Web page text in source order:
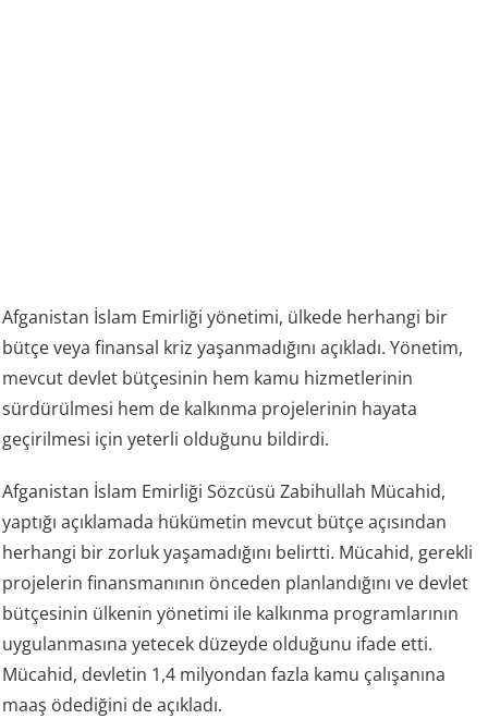
Afganistan İslam Emirliği yönetimi, ülkede herhangi bir
bütçe veya finansal kriz yaşanmadığını açıkladı. Yönetim,
mevcut devlet bütçesinin hem kamu hizmetlerinin
sürdürülmesi hem de kalkınma projelerinin hayata
geçirilmesi için yeterli olduğunu bildirdi.
Afganistan İslam Emirliği Sözcüsü Zabihullah Mücahid,
yaptığı açıklamada hükümetin mevcut bütçe açısından
herhangi bir zorluk yaşamadığını belirtti. Mücahid, gerekli
projelerin finansmanının önceden planlandığını ve devlet
bütçesinin ülkenin yönetimi ile kalkınma programlarının
uygulanmasına yetecek düzeyde olduğunu ifade etti.
Mücahid, devletin 1,4 milyondan fazla kamu çalışanına
maaş ödediğini de açıkladı.